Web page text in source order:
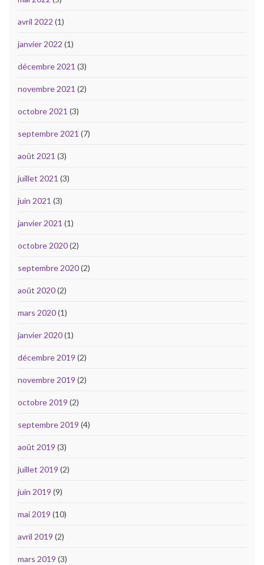
avril 2022 (1)
janvier 2022 (1)
décembre 2021 (3)
novembre 2021 (2)
octobre 2021 (3)
septembre 2021 (7)
août 2021 (3)
juillet 2021 (3)
juin 2021 (3)
janvier 2021 (1)
octobre 2020(2)
septembre 2020(2)
août 2020(2)
mars 2020(1)
janvier 2020(1)
décembre 2019 (2)
novembre 2019 (2)
octobre 2019 (2)
septembre 2019 (4)
août 2019 (3)
juillet 2019 (2)
juin 2019 (9)
mai 2019 (10)
avril 2019 (2)
mars 2019 (3)